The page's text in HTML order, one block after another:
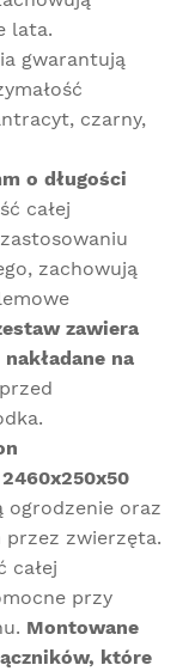
lata.
gwarantują
czarny,
o długości
całej
zachowują
zawiera
na
ogrodzenie oraz
przez zwierzęta.
całej
przy
Montowane
które